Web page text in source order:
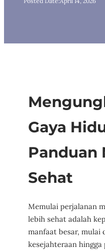
Gaya
Panduan
Sehat
Memulai perjalanan
lebih sehat adalah
manfaat besar, mulai
kesejahteraan